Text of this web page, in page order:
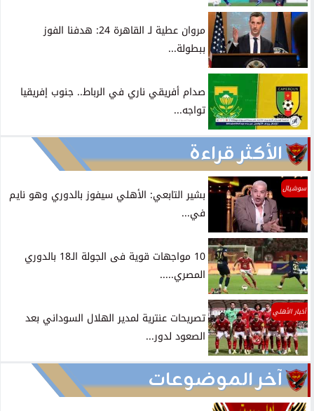
مروان عطية لـ القاهرة 24: هدفنا الفوز
ببطولة...
صدام أفريقي ناري في الرباط.. جنوب إفريقيا
تواجه...
الأكثر قراءة
سوشيال
بشير التابعي: الأهلي سيفوز بالدوري وهو نايم
في...
10 مواجهات قوية فى الجولة الـ18 بالدوري
المصري.....
أخبار الأهلي
تصريحات عنترية لمدير الهلال السوداني بعد
الصعود لدور...
آخر الموضوعات